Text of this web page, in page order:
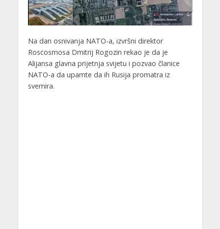
Na dan osnivanja NATO-a, izvršni direktor
Roscosmosa Dmitrij Rogozin rekao je da je
Alijansa glavna prijetnja svijetu i pozvao članice
NATO-a da upamte da ih Rusija promatra iz
svemira.